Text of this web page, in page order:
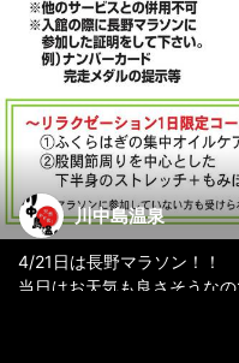
川中島温泉
4/21日は長野マラソン！！
当日はお天気も良さそうな
川中島温泉では当日長野マ